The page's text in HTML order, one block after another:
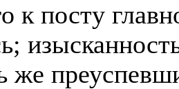
к посту
же